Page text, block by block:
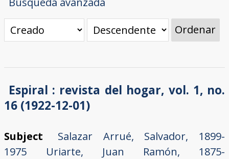
Ordenar
Espiral : revista del hogar, vol. 1, no.
16 (1922-12-01)
Subject
Salazar Arrué, Salvador, 1899-
1975
Uriarte, Juan Ramón, 1875-